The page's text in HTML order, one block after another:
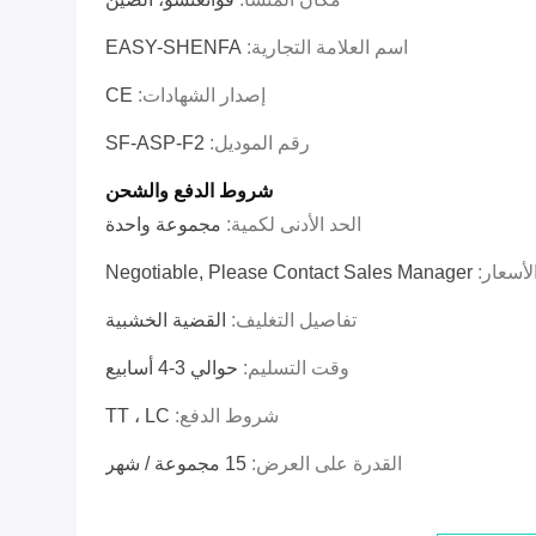
اسم العلامة التجارية: EASY-SHENFA
إصدار الشهادات: CE
رقم الموديل: SF-ASP-F2
شروط الدفع والشحن
الحد الأدنى لكمية: مجموعة واحدة
Negotiable, Please Contact Sales Manager
تفاصيل التغليف: القضية الخشبية
وقت التسليم: حوالي 3-4 أسابيع
شروط الدفع: TT ، LC
القدرة على العرض: 15 مجموعة / شهر